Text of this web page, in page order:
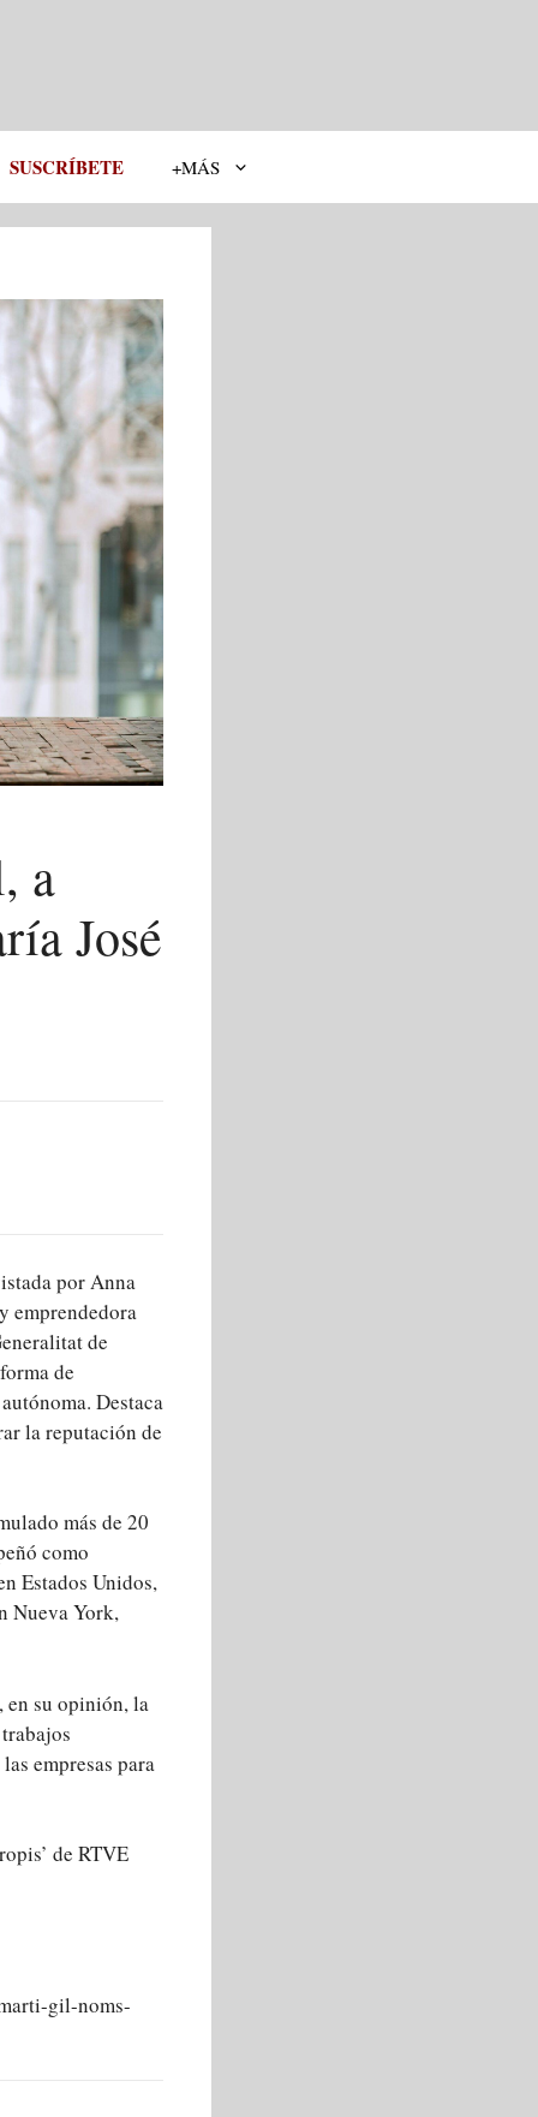
SUSCRÍBETE +MÁS
a
José
por Anna
emprendedora
de
de
Destaca
la reputación de
más de 20
como
Estados Unidos,
Nueva York,
su opinión, la
empresas para
de RTVE
gil-noms-